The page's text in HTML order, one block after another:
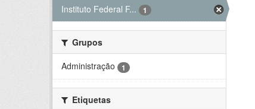
Instituto Federal F...
1
Grupos
Administração
1
Etiquetas